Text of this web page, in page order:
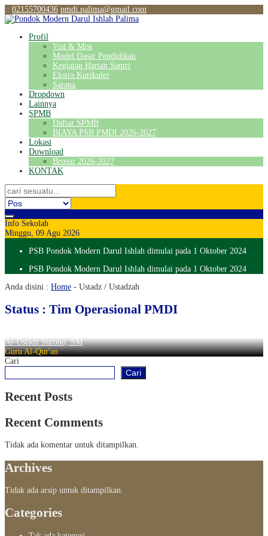
:: 02155700436 pmdi.palima@gmail.com
Profil
Visi & Misi
Model Dasar Pendidikan
Kegiatan Harian Santri
Ekstra Kurikuler
Sarana
Dropdown
Lainnya
SPMB
Daftar SPMB
BIAYA PSB PMDI 2026-2027
Lokasi
Download
Brosur 2026-2027
KONTAK
Info Sekolah
Minggu, 09 Agu 2026
PSB Pondok Modern Darul Ishlah dimulai pada 1 Oktober 2024
PSB Pondok Modern Darul Ishlah dimulai pada 1 Oktober 2024
Anda disini : Home - Ustadz / Ustadzah
Status : Tim Operasional PMDI
Al-Ustadz Surono, SM
Guru Al-Qur'an
Cari
Cari
Recent Posts
Recent Comments
Tidak ada komentar untuk ditampilkan.
Archives
Tidak ada arsip untuk ditampilkan.
Categories